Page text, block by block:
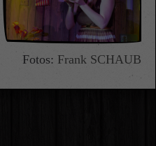
Fotos: Frank SCHAUB